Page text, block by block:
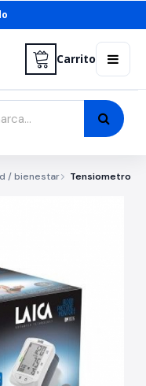
Carrito
/ bienestar Tensiometro